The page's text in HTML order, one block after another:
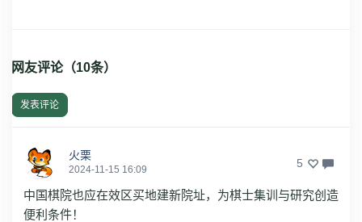
网友评论（10条）
发表评论
火栗
2024-11-15 16:09 5
中国棋院也应在效区买地建新院址，为棋士集训与研究创造
便利条件！